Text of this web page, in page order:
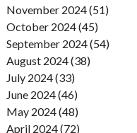
November 2024 (51)
October 2024 (45)
September 2024 (54)
August 2024 (38)
July 2024 (33)
June 2024 (46)
May 2024 (48)
April 2024 (72)